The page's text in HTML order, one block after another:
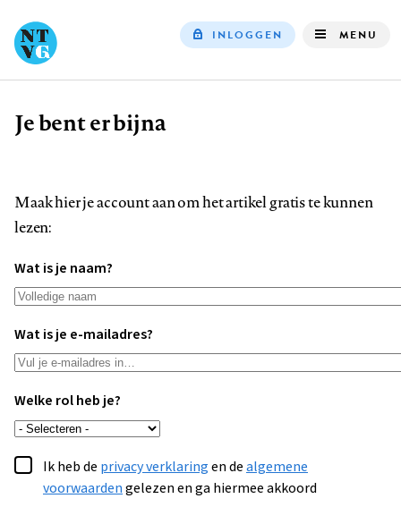
INLOGGEN MENU
Kruimelpad
Je bent er bijna
Maak hier je account aan om het artikel gratis te kunnen
lezen:
Wat is je naam?
Wat is je e-mailadres?
Welke rol heb je?
Ik heb de privacy verklaringen dealgemene
voorwaardengelezen en ga hiermee akkoord